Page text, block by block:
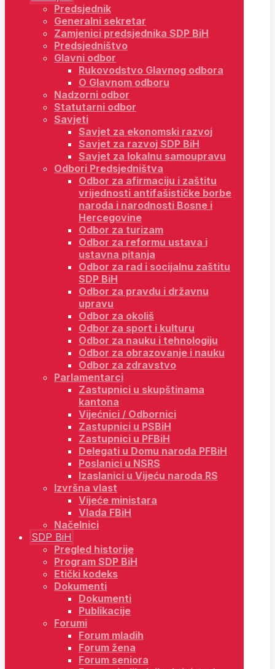
Predsjednik
Generalni sekretar
Zamjenici predsjednika SDP BiH
Predsjedništvo
Glavni odbor
Rukovodstvo Glavnog odbora
O Glavnom odboru
Nadzorni odbor
Statutarni odbor
Savjeti
Savjet za ekonomski razvoj
Savjet za razvoj SDP BiH
Savjet za lokalnu samoupravu
Odbori Predsjedništva
Odbor za afirmaciju i zaštitu
vrijednosti antifašističke borbe
naroda i narodnosti Bosne i
Hercegovine
Odbor za turizam
Odbor za reformu ustava i
ustavna pitanja
Odbor za rad i socijalnu zaštitu
SDP BiH
Odbor za pravdu i državnu
upravu
Odbor za okoliš
Odbor za sport i kulturu
Odbor za nauku i tehnologiju
Odbor za obrazovanje i nauku
Odbor za zdravstvo
Parlamentarci
Zastupnici u skupštinama
kantona
Vijećnici / Odbornici
Zastupnici u PSBiH
Zastupnici u PFBiH
Delegati u Domu naroda PFBiH
Poslanici u NSRS
Izaslanici u Vijeću naroda RS
Izvršna vlast
Vijeće ministara
Vlada FBiH
Načelnici
SDP BiH
Pregled historije
Program SDP BiH
Etički kodeks
Dokumenti
Dokumenti
Publikacije
Forumi
Forum mladih
Forum žena
Forum seniora